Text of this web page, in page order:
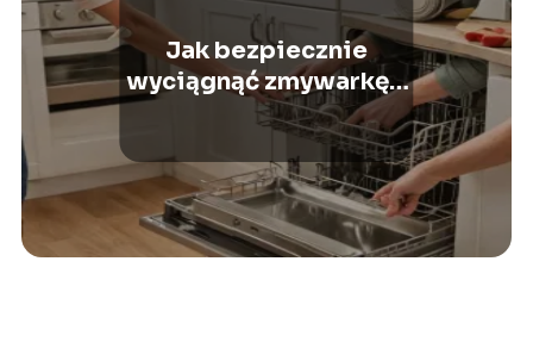
Jak bezpiecznie
wyciągnąć zmywarkę z
zabudowy?